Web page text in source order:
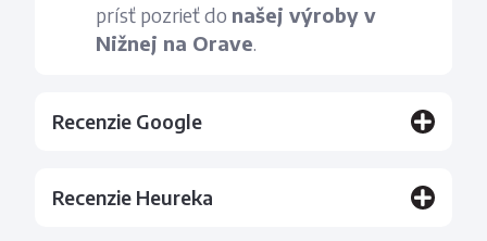
prísť pozrieť do našej výroby v
Nižnej na Orave
Recenzie Google
Recenzie Heureka